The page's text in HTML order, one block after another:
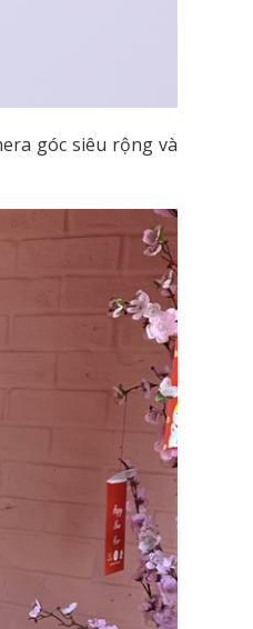
góc siêu rộng và